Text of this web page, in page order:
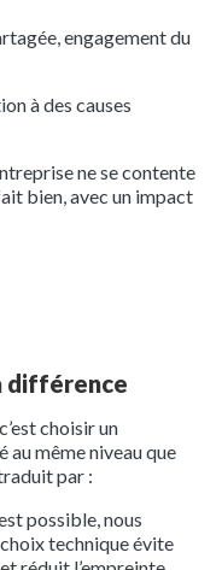
engagement du
à des causes
ne se contente
bien, avec un impact
différence
choisir un
même niveau que
par :
possible, nous
technique évite